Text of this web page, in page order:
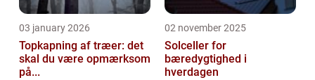
03 january 2026
Topkapning af træer: det
skal du være opmærksom
på...
02 november 2025
Solceller for
bæredygtighed i
hverdagen